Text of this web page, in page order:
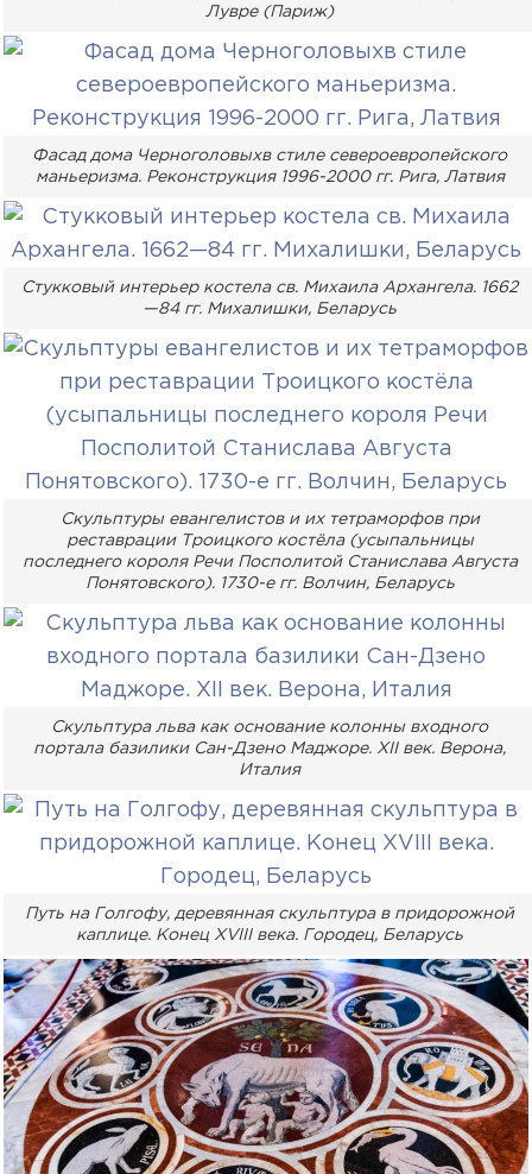
Лувре (Париж)
Фасад дома Черноголовыхв стиле североевропейского
маньеризма. Реконструкция 1996-2000 гг. Рига, Латвия
Стукковый интерьер костела св. Михаила Архангела. 1662
—84 гг. Михалишки, Беларусь
Скульптуры евангелистов и их тетраморфов при
реставрации Троицкого костёла (усыпальницы
последнего короля Речи Посполитой Станислава Августа
Понятовского). 1730-е гг. Волчин, Беларусь
Скульптура льва как основание колонны входного
портала базилики Сан-Дзено Маджоре. XII век. Верона,
Италия
Путь на Голгофу, деревянная скульптура в придорожной
каплице. Конец XVIII века. Городец, Беларусь